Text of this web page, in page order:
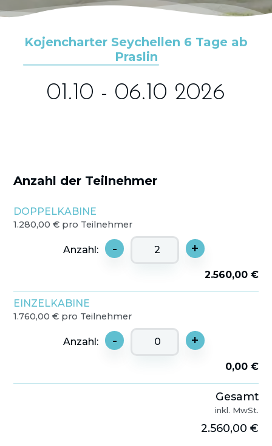
Kojencharter Seychellen 6 Tage ab
Praslin
01.10 - 06.10 2026
Anzahl der Teilnehmer
DOPPELKABINE
1.280,00 € pro Teilnehmer
Anzahl: - +
2.560,00 €
EINZELKABINE
1.760,00 € pro Teilnehmer
Anzahl: - +
0,00 €
Gesamt
inkl. MwSt.
2.560,00 €